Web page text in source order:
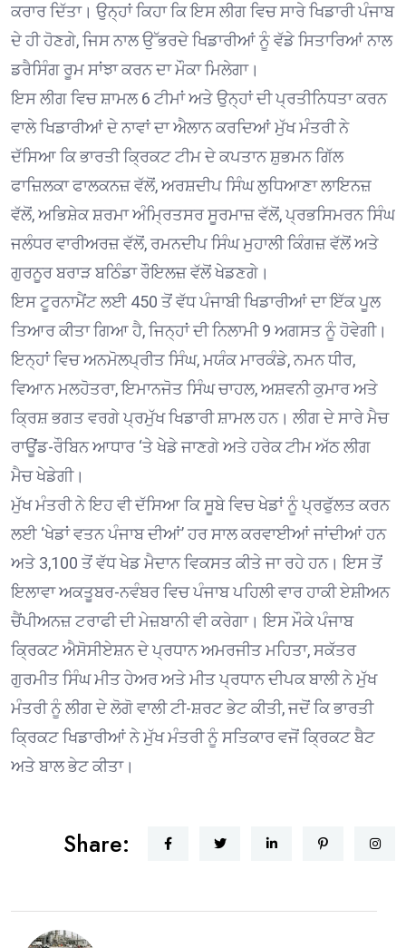
ਕਰਾਰ ਦਿੱਤਾ। ਉਨ੍ਹਾਂ ਕਿਹਾ ਕਿ ਇਸ ਲੀਗ ਵਿਚ ਸਾਰੇ ਖਿਡਾਰੀ ਪੰਜਾਬ
ਦੇ ਹੀ ਹੋਣਗੇ, ਜਿਸ ਨਾਲ ਉੱਭਰਦੇ ਖਿਡਾਰੀਆਂ ਨੂੰ ਵੱਡੇ ਸਿਤਾਰਿਆਂ ਨਾਲ
ਡਰੈਸਿੰਗ ਰੂਮ ਸਾਂਝਾ ਕਰਨ ਦਾ ਮੌਕਾ ਮਿਲੇਗਾ।
ਇਸ ਲੀਗ ਵਿਚ ਸ਼ਾਮਲ 6 ਟੀਮਾਂ ਅਤੇ ਉਨ੍ਹਾਂ ਦੀ ਪ੍ਰਤੀਨਿਧਤਾ ਕਰਨ
ਵਾਲੇ ਖਿਡਾਰੀਆਂ ਦੇ ਨਾਵਾਂ ਦਾ ਐਲਾਨ ਕਰਦਿਆਂ ਮੁੱਖ ਮੰਤਰੀ ਨੇ
ਦੱਸਿਆ ਕਿ ਭਾਰਤੀ ਕ੍ਰਿਕਟ ਟੀਮ ਦੇ ਕਪਤਾਨ ਸ਼ੁਭਮਨ ਗਿੱਲ
ਫਾਜ਼ਿਲਕਾ ਫਾਲਕਨਜ਼ ਵੱਲੋਂ, ਅਰਸ਼ਦੀਪ ਸਿੰਘ ਲੁਧਿਆਣਾ ਲਾਇਨਜ਼
ਵੱਲੋਂ, ਅਭਿਸ਼ੇਕ ਸ਼ਰਮਾ ਅੰਮ੍ਰਿਤਸਰ ਸੂਰਮਾਜ਼ ਵੱਲੋਂ, ਪ੍ਰਭਸਿਮਰਨ ਸਿੰਘ
ਜਲੰਧਰ ਵਾਰੀਅਰਜ਼ ਵੱਲੋਂ, ਰਮਨਦੀਪ ਸਿੰਘ ਮੁਹਾਲੀ ਕਿੰਗਜ਼ ਵੱਲੋਂ ਅਤੇ
ਗੁਰਨੂਰ ਬਰਾੜ ਬਠਿੰਡਾ ਰੌਇਲਜ਼ ਵੱਲੋਂ ਖੇਡਣਗੇ।
ਇਸ ਟੂਰਨਾਮੈਂਟ ਲਈ 450 ਤੋਂ ਵੱਧ ਪੰਜਾਬੀ ਖਿਡਾਰੀਆਂ ਦਾ ਇੱਕ ਪੂਲ
ਤਿਆਰ ਕੀਤਾ ਗਿਆ ਹੈ, ਜਿਨ੍ਹਾਂ ਦੀ ਨਿਲਾਮੀ 9 ਅਗਸਤ ਨੂੰ ਹੋਵੇਗੀ।
ਇਨ੍ਹਾਂ ਵਿਚ ਅਨਮੋਲਪ੍ਰੀਤ ਸਿੰਘ, ਮਯੰਕ ਮਾਰਕੰਡੇ, ਨਮਨ ਧੀਰ,
ਵਿਆਨ ਮਲਹੋਤਰਾ, ਇਮਾਨਜੋਤ ਸਿੰਘ ਚਾਹਲ, ਅਸ਼ਵਨੀ ਕੁਮਾਰ ਅਤੇ
ਕ੍ਰਿਸ਼ ਭਗਤ ਵਰਗੇ ਪ੍ਰਮੁੱਖ ਖਿਡਾਰੀ ਸ਼ਾਮਲ ਹਨ। ਲੀਗ ਦੇ ਸਾਰੇ ਮੈਚ
ਰਾਊਂਡ-ਰੌਬਿਨ ਆਧਾਰ ‘ਤੇ ਖੇਡੇ ਜਾਣਗੇ ਅਤੇ ਹਰੇਕ ਟੀਮ ਅੱਠ ਲੀਗ
ਮੈਚ ਖੇਡੇਗੀ।
ਮੁੱਖ ਮੰਤਰੀ ਨੇ ਇਹ ਵੀ ਦੱਸਿਆ ਕਿ ਸੂਬੇ ਵਿਚ ਖੇਡਾਂ ਨੂੰ ਪ੍ਰਫੁੱਲਤ ਕਰਨ
ਲਈ ‘ਖੇਡਾਂ ਵਤਨ ਪੰਜਾਬ ਦੀਆਂ’ ਹਰ ਸਾਲ ਕਰਵਾਈਆਂ ਜਾਂਦੀਆਂ ਹਨ
ਅਤੇ 3,100 ਤੋਂ ਵੱਧ ਖੇਡ ਮੈਦਾਨ ਵਿਕਸਤ ਕੀਤੇ ਜਾ ਰਹੇ ਹਨ। ਇਸ ਤੋਂ
ਇਲਾਵਾ ਅਕਤੂਬਰ-ਨਵੰਬਰ ਵਿਚ ਪੰਜਾਬ ਪਹਿਲੀ ਵਾਰ ਹਾਕੀ ਏਸ਼ੀਅਨ
ਚੈਂਪੀਅਨਜ਼ ਟਰਾਫੀ ਦੀ ਮੇਜ਼ਬਾਨੀ ਵੀ ਕਰੇਗਾ। ਇਸ ਮੌਕੇ ਪੰਜਾਬ
ਕ੍ਰਿਕਟ ਐਸੋਸੀਏਸ਼ਨ ਦੇ ਪ੍ਰਧਾਨ ਅਮਰਜੀਤ ਮਹਿਤਾ, ਸਕੱਤਰ
ਗੁਰਮੀਤ ਸਿੰਘ ਮੀਤ ਹੇਅਰ ਅਤੇ ਮੀਤ ਪ੍ਰਧਾਨ ਦੀਪਕ ਬਾਲੀ ਨੇ ਮੁੱਖ
ਮੰਤਰੀ ਨੂੰ ਲੀਗ ਦੇ ਲੋਗੋ ਵਾਲੀ ਟੀ-ਸ਼ਰਟ ਭੇਟ ਕੀਤੀ, ਜਦੋਂ ਕਿ ਭਾਰਤੀ
ਕ੍ਰਿਕਟ ਖਿਡਾਰੀਆਂ ਨੇ ਮੁੱਖ ਮੰਤਰੀ ਨੂੰ ਸਤਿਕਾਰ ਵਜੋਂ ਕ੍ਰਿਕਟ ਬੈਟ
ਅਤੇ ਬਾਲ ਭੇਟ ਕੀਤਾ।
Share: